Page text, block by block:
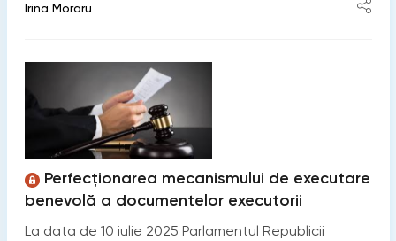
Irina Moraru
Perfecționarea mecanismului de executare
benevolă a documentelor executorii
La data de 10 iulie 2025 Parlamentul Republicii